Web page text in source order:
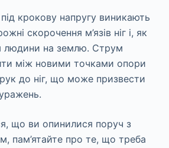
крокову напругу виникають
скорочення м’язів ніг і, як
людини на землю. Струм
між новими точками опори
до ніг, що може призвести
що ви опинилися поруч з
пам’ятайте про те, що треба